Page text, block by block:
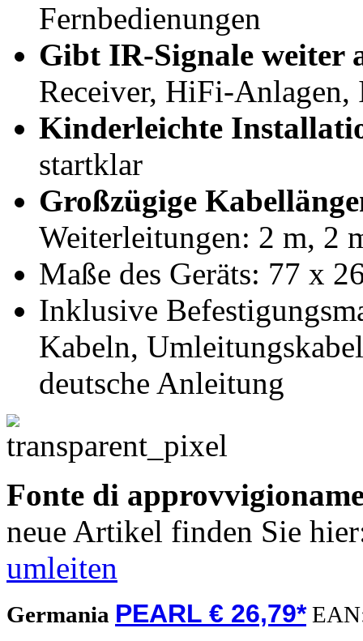
Fernbedienungen
Gibt IR-Signale weiter
Receiver, HiFi-Anlagen,
Kinderleichte
startklar
Großzügige
Weiterleitungen: 2 m, 2
Maße des Geräts: 77 x
Inklusive
Kabeln,
deutsche Anleitung
Fonte di
neue Artikel finden Sie
umleiten
Germania PEARL € 26,79*